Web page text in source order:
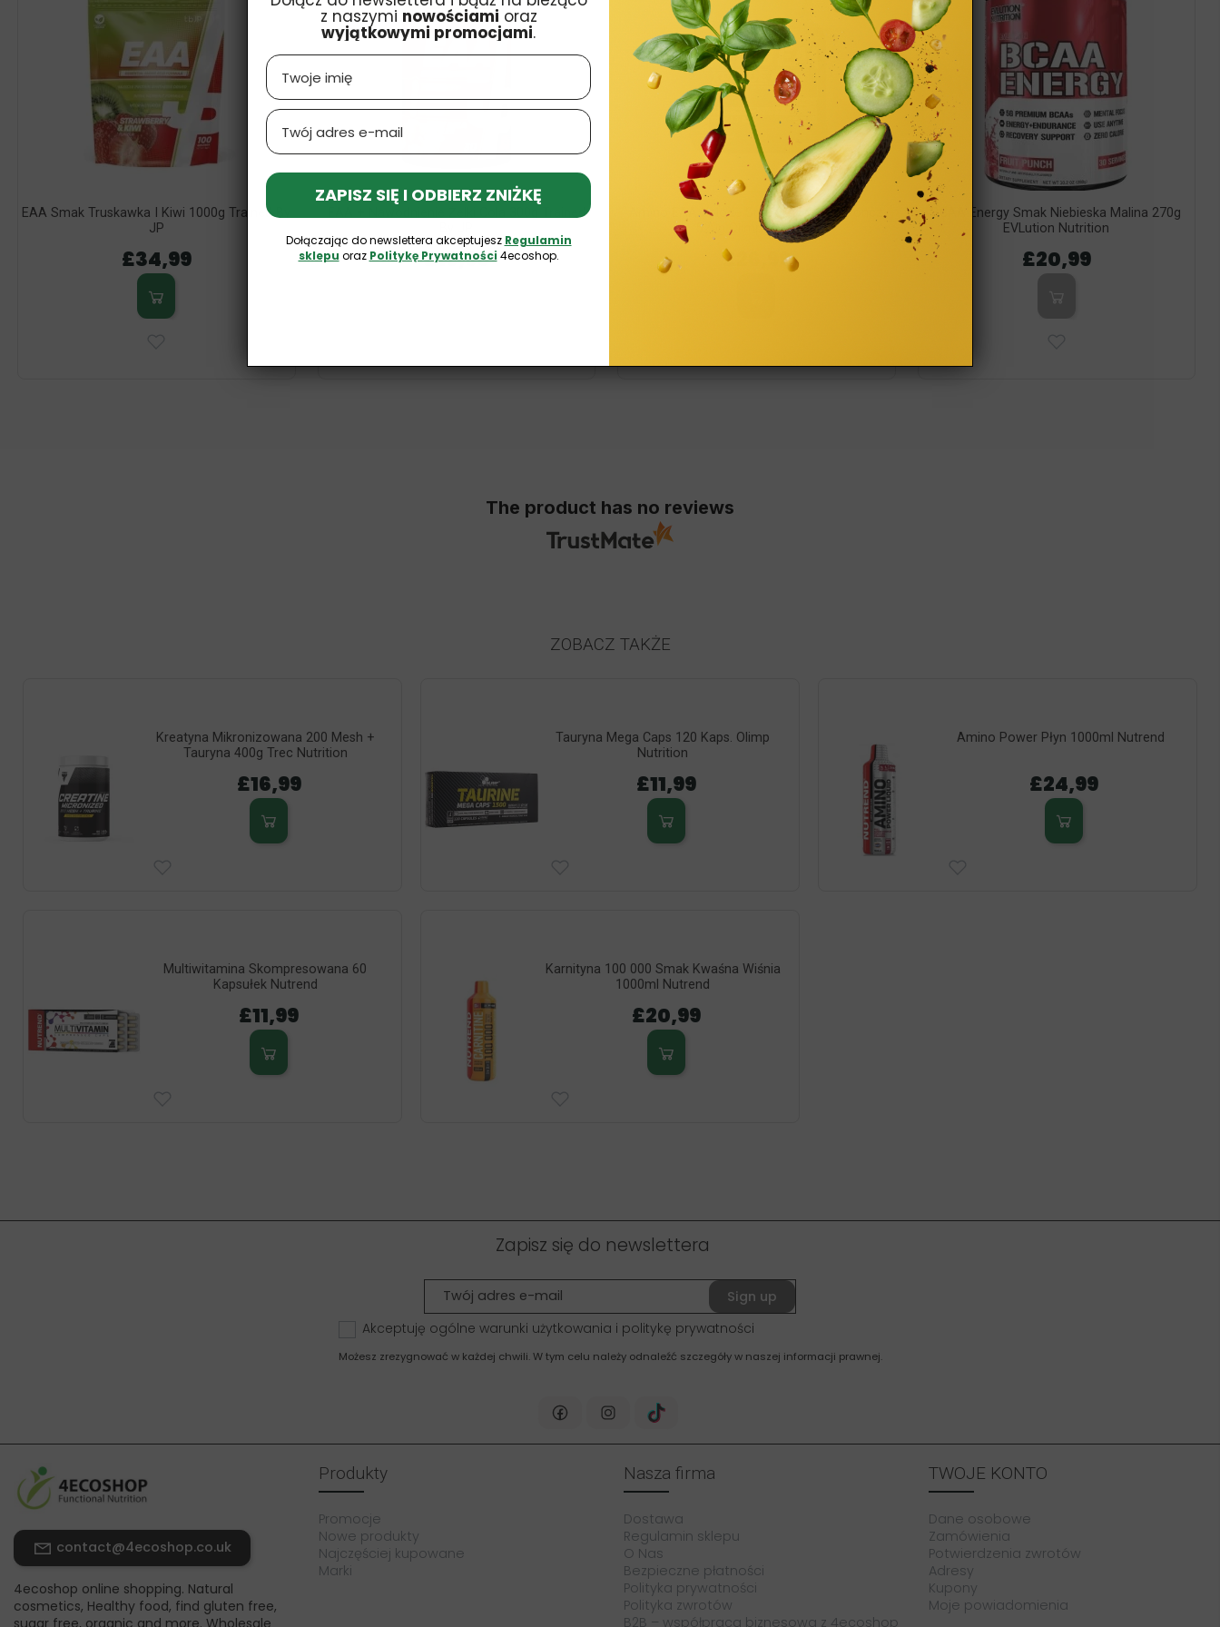
EAA Smak Truskawka I Kiwi 1000g Trained By
JP
£34,99
EAA + Nawodnienie Żelki Cola 300g Trained
£18,99
Amino EAA Xplode Smak Owocowy Poncz
520g Olimp Nutrition
£26,99
BCAA Energy Smak Niebieska Malina 270g
EVLution Nutrition
£20,99
The product has no reviews
ZOBACZ TAKŻE
Kreatyna Mikronizowana 200 Mesh +
Tauryna 400g Trec Nutrition
£16,99
Tauryna Mega Caps 120 Kaps. Olimp
Nutrition
£11,99
Amino Power Płyn 1000ml Nutrend
£24,99
Multiwitamina Skompresowana 60
Kapsułek Nutrend
£11,99
Karnityna 100 000 Smak Kwaśna Wiśnia
1000ml Nutrend
£20,99
Zapisz się do newslettera
Sign up
Akceptuję ogólne warunki użytkowania i politykę prywatności
Możesz zrezygnować w każdej chwili. W tym celu należy odnaleźć szczegóły w naszej informacji prawnej.
contact@4ecoshop.co.uk
4ecoshop online shopping. Natural
cosmetics, Healthy food, find gluten free,
Produkty
Promocje
Nowe produkty
Najczęściej kupowane
Marki
Nasza firma
Dostawa
Regulamin sklepu
O Nas
Bezpieczne płatności
Polityka prywatności
Polityka zwrotów
B2B – współpraca biznesowa z 4ecoshop
TWOJE KONTO
Dane osobowe
Zamówienia
Potwierdzenia zwrotów
Adresy
Kupony
Moje powiadomienia
z naszymi nowościami oraz
wyjątkowymi promocjami.
Name
Email
ZAPISZ SIĘ I ODBIERZ ZNIŻKĘ
Dołączając do newslettera akceptujesz Regulamin
sklepu oraz Politykę Prywatności 4ecoshop.